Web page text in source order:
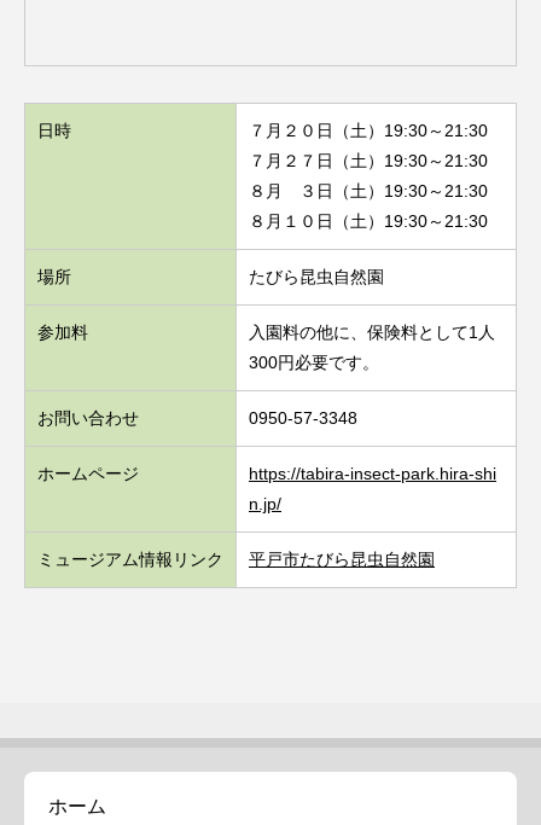
日時
７月２０日（土）19:30～21:30
７月２７日（土）19:30～21:30
８月 ３日（土）19:30～21:30
８月１０日（土）19:30～21:30
場所 たびら昆虫自然園
参加料
入園料の他に、保険料として1人
300円必要です。
お問い合わせ 0950-57-3348
ホームページ
https://tabira-insect-park.hira-shi
n.jp/
ミュージアム情報リンク 平戸市たびら昆虫自然園
ホーム